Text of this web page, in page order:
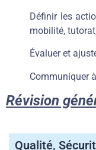
Définir les
mobilité,
Évaluer et
Communiquer
Révision
Qualité,